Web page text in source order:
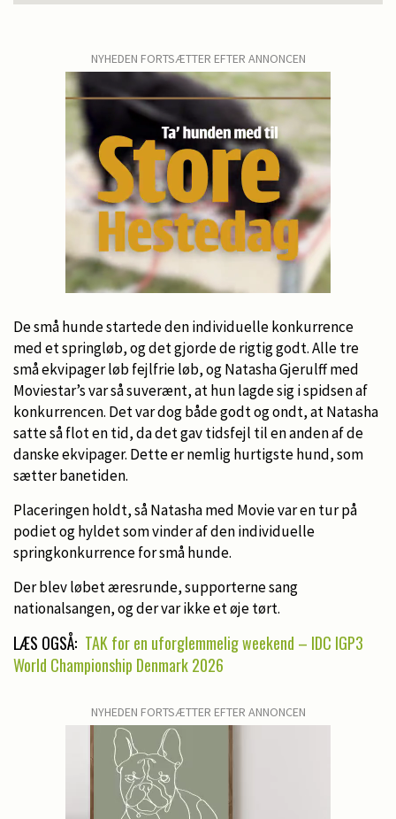
NYHEDEN FORTSÆTTER EFTER ANNONCEN
De små hunde startede den individuelle konkurrence
med et springløb, og det gjorde de rigtig godt. Alle tre
små ekvipager løb fejlfrie løb, og Natasha Gjerulff med
Moviestar’s var så suverænt, at hun lagde sig i spidsen af
konkurrencen. Det var dog både godt og ondt, at Natasha
satte så flot en tid, da det gav tidsfejl til en anden af de
danske ekvipager. Dette er nemlig hurtigste hund, som
sætter banetiden.
Placeringen holdt, så Natasha med Movie var en tur på
podiet og hyldet som vinder af den individuelle
springkonkurrence for små hunde.
Der blev løbet æresrunde, supporterne sang
nationalsangen, og der var ikke et øje tørt.
LÆS OGSÅ: TAK for en uforglemmelig weekend – IDC IGP3
World Championship Denmark 2026
NYHEDEN FORTSÆTTER EFTER ANNONCEN